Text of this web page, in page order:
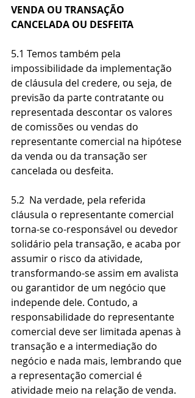
VENDA OU TRANSAÇÃO
CANCELADA OU DESFEITA
5.1 Temos também pela
impossibilidade da implementação
de cláusula del credere, ou seja, de
previsão da parte contratante ou
representada descontar os valores
de comissões ou vendas do
representante comercial na hipótese
da venda ou da transação ser
cancelada ou desfeita.
5.2  Na verdade, pela referida
cláusula o representante comercial
torna-se co-responsável ou devedor
solidário pela transação, e acaba por
assumir o risco da atividade,
transformando-se assim em avalista
ou garantidor de um negócio que
independe dele. Contudo, a
responsabilidade do representante
comercial deve ser limitada apenas à
transação e a intermediação do
negócio e nada mais, lembrando que
a representação comercial é
atividade meio na relação de venda.